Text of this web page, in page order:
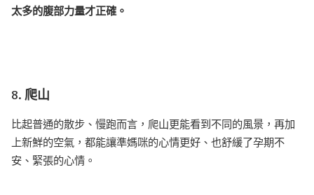
太多的腹部力量才正確。
8. 爬山
比起普通的散步、慢跑而言，爬山更能看到不同的風景，再加
上新鮮的空氣，都能讓準媽咪的心情更好、也舒緩了孕期不
安、緊張的心情。